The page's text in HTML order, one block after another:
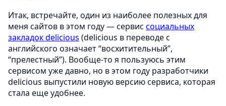
Итак, встречайте, один из наиболее полезных для
меня сайтов в этом году — сервис социальных
закладок delicious (delicious в переводе с
английского означает “восхитительный”,
“прелестный”). Вообще-то я пользуюсь этим
сервисом уже давно, но в этом году разработчики
delicious выпустили новую версию сервиса, которая
стала еще удобнее.